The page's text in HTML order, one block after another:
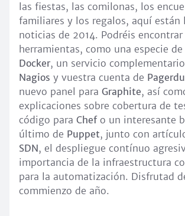
las fiestas, las comilonas, los
familiares y los regalos, aquí están
noticias de 2014. Podréis encontrar
herramientas, como una especie de
Docker, un servicio
Nagios y vuestra cuenta de
nuevo panel para Graphite, así
explicaciones sobre cobertura de
código para Chefo un interesante
último de Puppet, junto con
SDN, el despliegue contínuo
importancia de la infraestructura
para la automatización. Disfrutad
commienzo de año.